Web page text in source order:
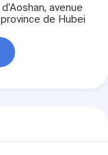
avenue
de Hubei